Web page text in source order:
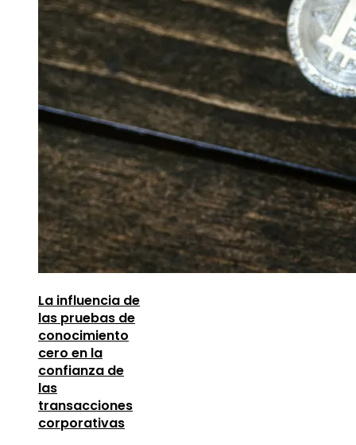
La influencia de
las pruebas de
conocimiento
cero en la
confianza de
las
transacciones
corporativas